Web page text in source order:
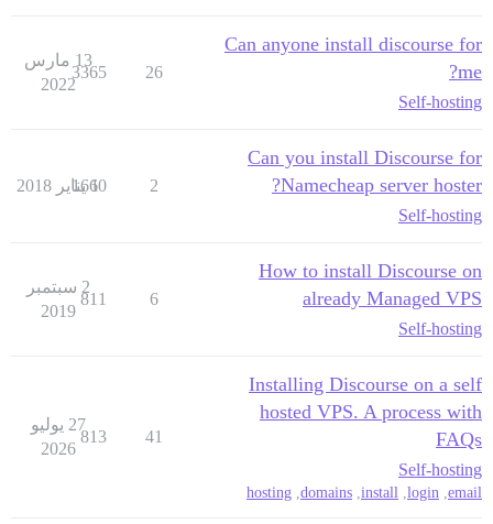
Can anyone install discourse for
me?
Self-hosting
26
3365
13 مارس
2022
Can you install Discourse for
Namecheap server hoster?
Self-hosting
2
1660
1 يناير 2018
How to install Discourse on
already Managed VPS
Self-hosting
6
811
2 سبتمبر
2019
Installing Discourse on a self
hosted VPS. A process with
FAQs
Self-hosting
email
,
login
,
install
,
domains
,
hosting
41
813
27 يوليو
2026